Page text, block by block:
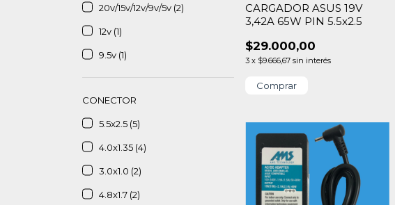
20v/15v/12v/9v/5v (2)
12v (1)
9.5v (1)
CONECTOR
5.5x2.5 (5)
4.0x1.35 (4)
3.0x1.0 (2)
4.8x1.7 (2)
CARGADOR ASUS 19V
3,42A 65W PIN 5.5x2.5
$29.000,00
3 x $9.666,67 sin interés